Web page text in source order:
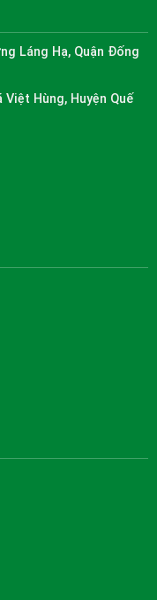
Láng Hạ, Quận Đống
Việt Hùng, Huyện Quế